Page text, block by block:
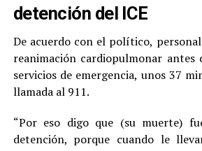
detención del ICE
De acuerdo con el político,
reanimación cardiopulmonar antes
servicios de emergencia, unos 37
llamada al 911.
“Por eso digo que (su muerte)
detención, porque cuando le